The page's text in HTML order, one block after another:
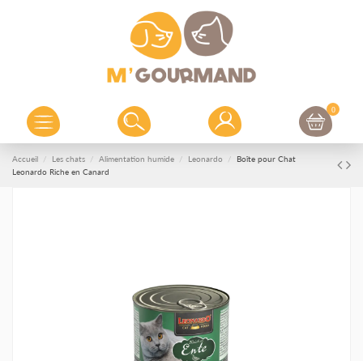
0
Accueil Les chats Alimentation humide Leonardo
Boîte pour Chat
Leonardo Riche en Canard